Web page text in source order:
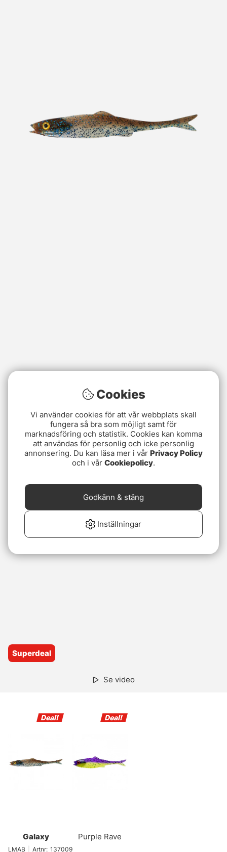
Superdeal
Se video
Galaxy Purple Rave
LMAB Artnr: 137009
Cookies
Vi använder cookies för att vår webbplats skall
fungera så bra som möjligt samt för
marknadsföring och statistik. Cookies kan komma
att användas för personlig och icke personlig
annonsering. Du kan läsa mer i vår Privacy Policy
och i vår Cookiepolicy.
Inställningar
Godkänn & stäng